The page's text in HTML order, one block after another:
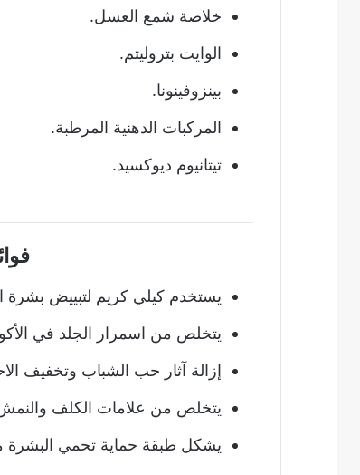
خلاصة شمع العسل.
الوايت بتروليتم.
بينزوفينونا.
المركبات الدهنية المرطبة.
تيتانيوم ديوكسيد.
يستخدم كيلي كريم لتبييض بشرة
يتخلص من اسمرار الجلد في
إزالة آثار حب الشباب وتخفيف
يتخلص من علامات الكلف
يشكل طبقة حماية تحمي